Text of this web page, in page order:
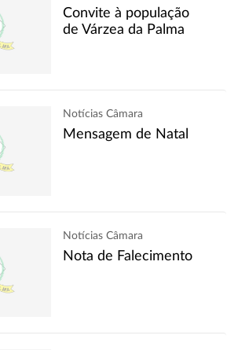
Convite à população
de Várzea da Palma
Notícias Câmara
Mensagem de Natal
Notícias Câmara
Nota de Falecimento